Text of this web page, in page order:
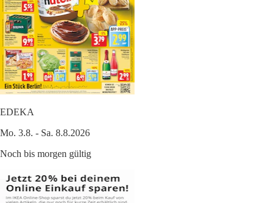
EDEKA
Mo. 3.8. - Sa. 8.8.2026
Noch bis morgen gültig